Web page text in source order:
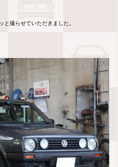
と撮らせていただきました。